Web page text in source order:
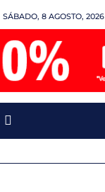
SÁBADO, 8 AGOSTO, 2026